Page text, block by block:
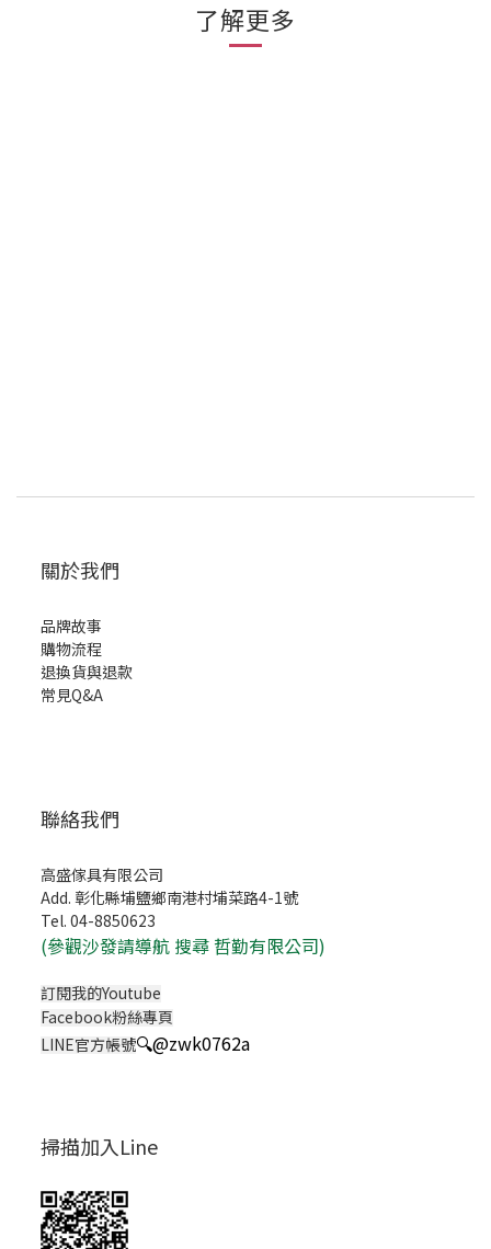
了解更多
關於我們
品牌故事
購物流程
退換貨與退款
常見Q&A
聯絡我們
高盛傢具有限公司
Add. 彰化縣埔鹽鄉南港村埔菜路4-1號
Tel. 04-8850623
(參觀沙發請導航 搜尋 哲勤有限公司)
訂閱我的Youtube
Facebook粉絲專頁
LINE官方帳號🔍@zwk0762a
掃描加入Line